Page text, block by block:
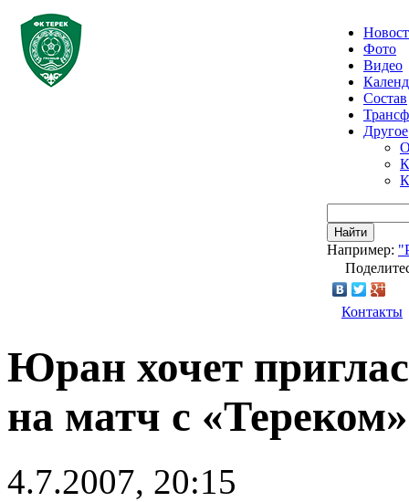
Фото
Видео
Состав
Другое
Найти
Например:
Контакты
Юран хочет
на матч с «Тереком»
4.7.2007, 20:15